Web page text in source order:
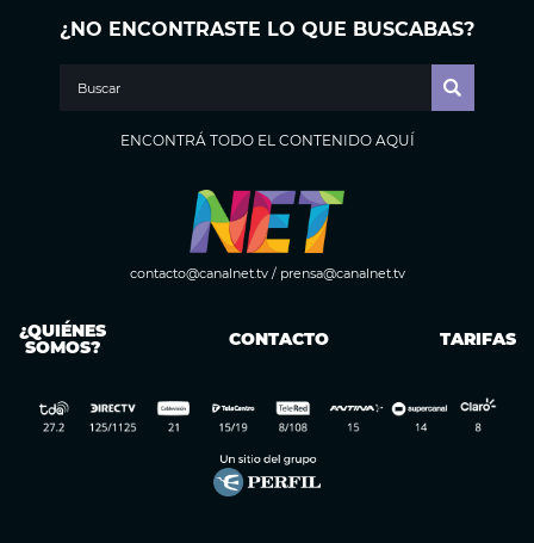
¿NO ENCONTRASTE LO QUE BUSCABAS?
ENCONTRÁ TODO EL CONTENIDO AQUÍ
contacto@canalnet.tv/ prensa@canalnet.tv
¿QUIÉNES
SOMOS? CONTACTO TARIFAS